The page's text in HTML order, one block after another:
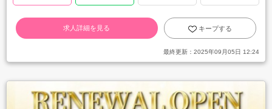
求人詳細を見る キープする
最終更新： 2025年09月05日 12:24